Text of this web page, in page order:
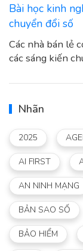
Bài học kinh
chuyển đổi số
Các nhà bán lẻ
các sáng kiến
Nhãn
2025
AI FIRST
AN NINH MẠNG
BẢN SAO SỐ
BẢO HIỂM